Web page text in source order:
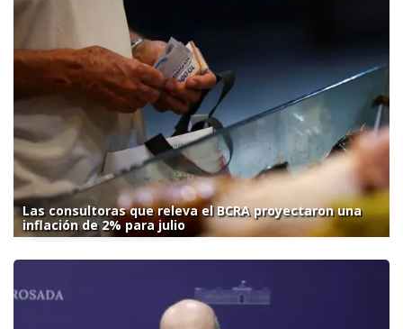
Las consultoras que releva el BCRA proyectaron una
inflación de 2% para julio